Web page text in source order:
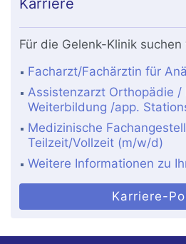
Für die Gelenk-Klinik
Facharzt/Fachärztin für
Assistenzarzt Orthopädie /
Weiterbildung /app.
Medizinische
Teilzeit/Vollzeit (m/w/d)
Weitere Informationen zu
Karriere-